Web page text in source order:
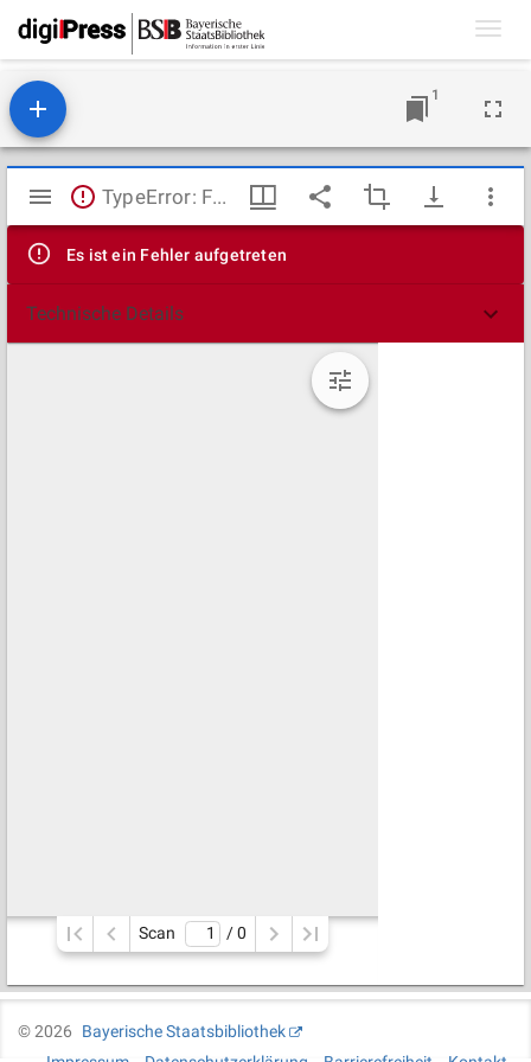
1
Mirador
Viewer
TypeError: Failed to fetch
Es ist ein Fehler aufgetreten
Technische Details
Scan / 0
©2026
Bayerische Staatsbibliothek